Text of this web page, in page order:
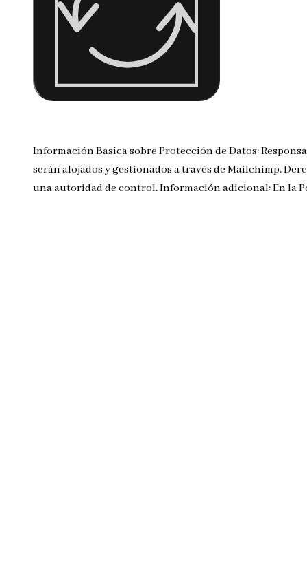
Información Básica sobre Protección de Datos:
serán alojados y gestionados a través de Mailchimp.
una autoridad de control. Información adicional: En la